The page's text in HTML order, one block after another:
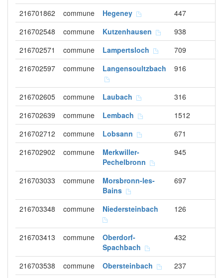
216701862
commune Hegeney
447
216702548
commune Kutzenhausen
938
216702571
commune Lampertsloch
709
216702597
commune Langensoultzbach 916
216702605 commune Laubach
316
216702639
commune Lembach
1512
216702712
commune Lobsann
671
216702902
commune
Merkwiller-
Pechelbronn
945
216703033 commune
Morsbronn-les-
Bains
697
216703348 commune Niedersteinbach 126
216703413 commune
Oberdorf-
Spachbach
432
216703538 commune Obersteinbach
237